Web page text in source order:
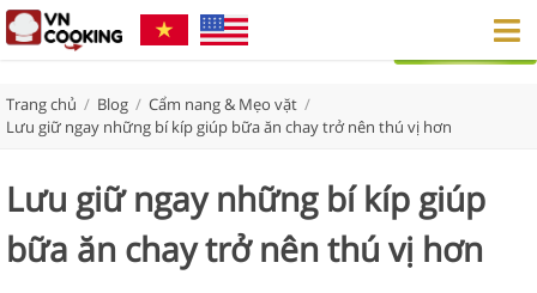
Trang chủ / Blog / Cẩm nang & Mẹo vặt /
Lưu giữ ngay những bí kíp giúp bữa ăn chay trở nên thú vị hơn
Lưu giữ ngay những bí kíp giúp
bữa ăn chay trở nên thú vị hơn